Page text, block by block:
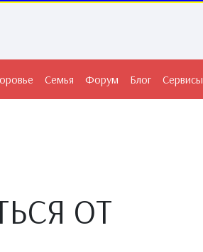
Семья Форум Блог Сервисы
ОТ